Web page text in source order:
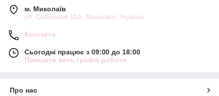
м. Миколаїв
ул. Соборная 11А, Миколаїв, Україна
Контакти
Сьогодні працює з 09:00 до 18:00
Показати весь графік роботи
Про нас